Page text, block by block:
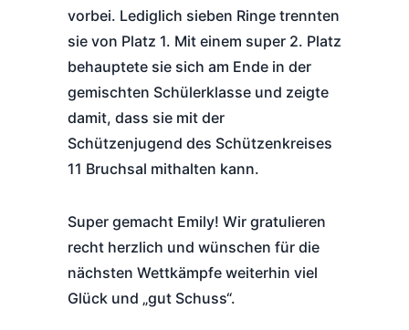
vorbei. Lediglich sieben Ringe trennten
sie von Platz 1. Mit einem super 2. Platz
behauptete sie sich am Ende in der
gemischten Schülerklasse und zeigte
damit, dass sie mit der
Schützenjugend des Schützenkreises
11 Bruchsal mithalten kann.
Super gemacht Emily! Wir gratulieren
recht herzlich und wünschen für die
nächsten Wettkämpfe weiterhin viel
Glück und „gut Schuss“.